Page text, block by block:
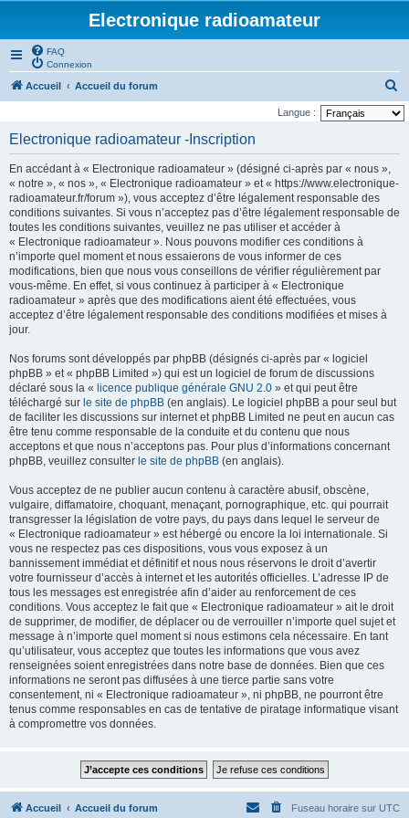
Electronique radioamateur
FAQ
Connexion
Accueil Accueil du forum
e
Langue :
Electronique radioamateur -Inscription
En accédant à « Electronique radioamateur » (désigné ci-après par « nous »,
« notre », « nos », « Electronique radioamateur » et « https://www.electronique-
radioamateur.fr/forum »), vous acceptez d’être légalement responsable des
conditions suivantes. Si vous n’acceptez pas d’être légalement responsable de
toutes les conditions suivantes, veuillez ne pas utiliser et accéder à
« Electronique radioamateur ». Nous pouvons modifier ces conditions à
n’importe quel moment et nous essaierons de vous informer de ces
modifications, bien que nous vous conseillons de vérifier régulièrement par
vous-même. En effet, si vous continuez à participer à « Electronique
radioamateur » après que des modifications aient été effectuées, vous
acceptez d’être légalement responsable des conditions modifiées et mises à
jour.
Nos forums sont développés par phpBB (désignés ci-après par « logiciel
phpBB » et « phpBB Limited ») qui est un logiciel de forum de discussions
déclaré sous la « licence publique générale GNU 2.0 » et qui peut être
téléchargé sur le site de phpBB (en anglais). Le logiciel phpBB a pour seul but
de faciliter les discussions sur internet et phpBB Limited ne peut en aucun cas
être tenu comme responsable de la conduite et du contenu que nous
acceptons et que nous n’acceptons pas. Pour plus d’informations concernant
phpBB, veuillez consulter le site de phpBB (en anglais).
Vous acceptez de ne publier aucun contenu à caractère abusif, obscène,
vulgaire, diffamatoire, choquant, menaçant, pornographique, etc. qui pourrait
transgresser la législation de votre pays, du pays dans lequel le serveur de
« Electronique radioamateur » est hébergé ou encore la loi internationale. Si
vous ne respectez pas ces dispositions, vous vous exposez à un
bannissement immédiat et définitif et nous nous réservons le droit d’avertir
votre fournisseur d’accès à internet et les autorités officielles. L’adresse IP de
tous les messages est enregistrée afin d’aider au renforcement de ces
conditions. Vous acceptez le fait que « Electronique radioamateur » ait le droit
de supprimer, de modifier, de déplacer ou de verrouiller n’importe quel sujet et
message à n’importe quel moment si nous estimons cela nécessaire. En tant
qu’utilisateur, vous acceptez que toutes les informations que vous avez
renseignées soient enregistrées dans notre base de données. Bien que ces
informations ne seront pas diffusées à une tierce partie sans votre
consentement, ni « Electronique radioamateur », ni phpBB, ne pourront être
tenus comme responsables en cas de tentative de piratage informatique visant
à compromettre vos données.
Accueil Accueil du forum Fuseau horaire sur UTC